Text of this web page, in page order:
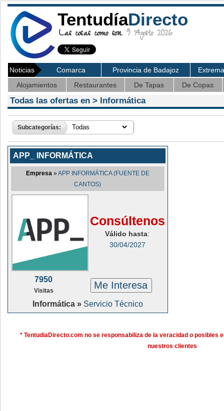
TentudíaDirecto
Las cosas como son. 9 Agosto 2026
Noticias Comarca Provincia de Badajoz
Alojamientos
Restaurantes De Tapas De Copas
Todas las ofertas en > Informática
Subcategorías:
APP_ INFORMÁTICA
Empresa »APP INFORMÁTICA (FUENTE DE
CANTOS)
Consúltenos
Válido hasta:
30/04/2027
7950
Visitas Me Interesa
Informática » Servicio Técnico
* TentudiaDirecto.com no se responsabiliza de la veracidad o posibles
nuestros clientes